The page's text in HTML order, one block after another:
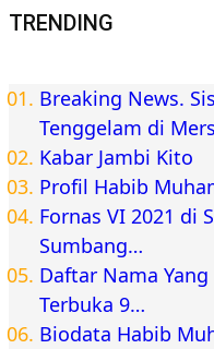
TRENDING
Breaking News.
Tenggelam di
Kabar Jambi Kito
Profil Habib
Fornas VI 2021 di
Sumbang…
Daftar Nama Yang
Terbuka 9…
Biodata Habib